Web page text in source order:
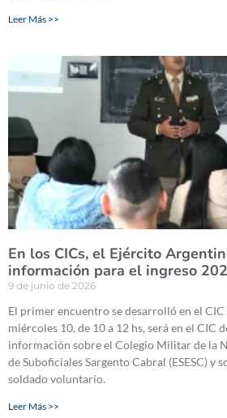
Leer Más >>
En los CICs, el Ejército
información para el ingreso
9 de junio de 2026
El primer encuentro se desarrolló en el CIC
miércoles 10, de 10 a 12 hs, será en el CIC
información sobre el Colegio Militar de la
de Suboficiales Sargento Cabral (ESESC) y
soldado voluntario.
Leer Más >>